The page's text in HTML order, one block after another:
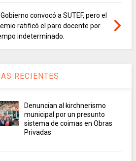
Gobierno convocó a SUTEF, pero el
ratificó el paro docente por
indeterminado.
RECIENTES
Denuncian al kirchnerismo
municipal por un presunto
sistema de coimas en Obras
Privadas